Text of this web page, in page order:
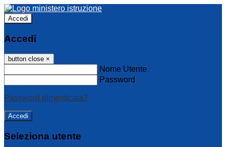
Accedi
Accedi
button close ×
Nome Utente
Password
Password dimenticata?
Seleziona utente